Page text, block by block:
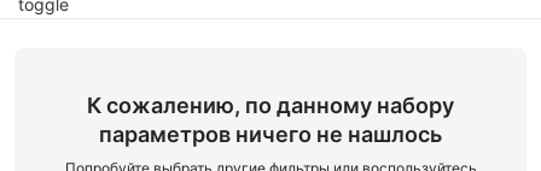
К сожалению, по данному набору
параметров ничего не нашлось